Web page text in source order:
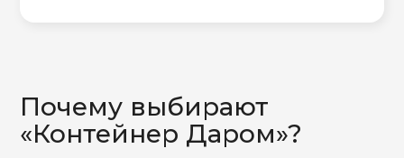
Почему выбирают
«Контейнер Даром»?